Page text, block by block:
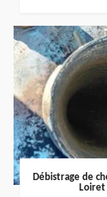
Débistrage de
Loiret